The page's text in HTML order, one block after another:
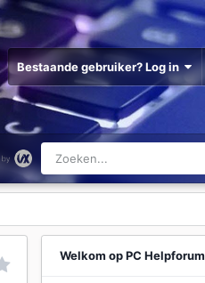
Bestaande gebruiker? Log in
Welkom op PC Helpforum